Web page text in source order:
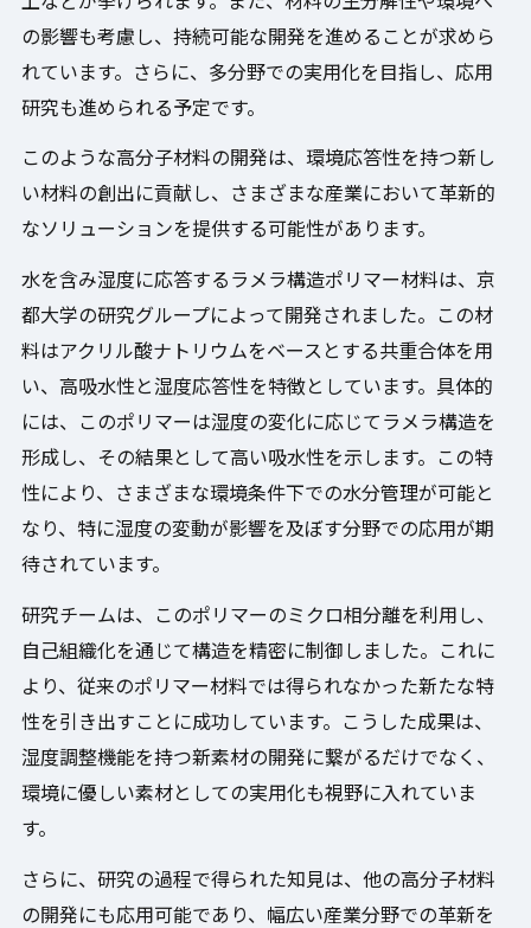
の影響も考慮し、持続可能な開発を進めることが求めら
れています。さらに、多分野での実用化を目指し、応用
研究も進められる予定です。
このような高分子材料の開発は、環境応答性を持つ新し
い材料の創出に貢献し、さまざまな産業において革新的
なソリューションを提供する可能性があります。
水を含み湿度に応答するラメラ構造ポリマー材料は、京
都大学の研究グループによって開発されました。この材
料はアクリル酸ナトリウムをベースとする共重合体を用
い、高吸水性と湿度応答性を特徴としています。具体的
には、このポリマーは湿度の変化に応じてラメラ構造を
形成し、その結果として高い吸水性を示します。この特
性により、さまざまな環境条件下での水分管理が可能と
なり、特に湿度の変動が影響を及ぼす分野での応用が期
待されています。
研究チームは、このポリマーのミクロ相分離を利用し、
自己組織化を通じて構造を精密に制御しました。これに
より、従来のポリマー材料では得られなかった新たな特
性を引き出すことに成功しています。こうした成果は、
湿度調整機能を持つ新素材の開発に繋がるだけでなく、
環境に優しい素材としての実用化も視野に入れていま
す。
さらに、研究の過程で得られた知見は、他の高分子材料
の開発にも応用可能であり、幅広い産業分野での革新を